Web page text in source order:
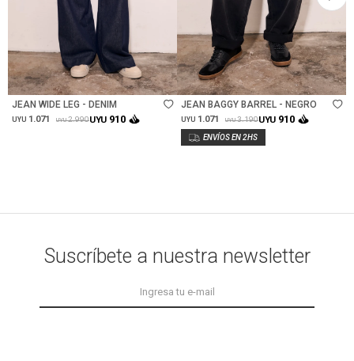
Talle
JEAN WIDE LEG - DENIM
UYU 1.071 UYU 2.990UYU 910
Talle
JEAN BAGGY BARREL - NEGRO
UYU 1.071 UYU 3.190UYU 910
Suscríbete a nuestra newsletter